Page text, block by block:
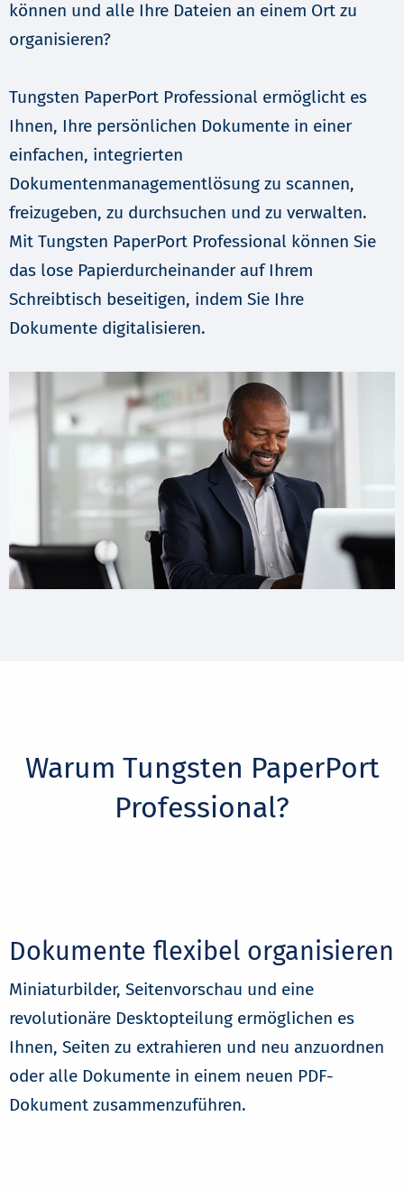
können und alle Ihre Dateien an einem Ort zu
organisieren?
Tungsten PaperPort Professional ermöglicht es
Ihnen, Ihre persönlichen Dokumente in einer
einfachen, integrierten
Dokumentenmanagementlösung zu scannen,
freizugeben, zu durchsuchen und zu verwalten.
Mit Tungsten PaperPort Professional können Sie
das lose Papierdurcheinander auf Ihrem
Schreibtisch beseitigen, indem Sie Ihre
Dokumente digitalisieren.
Warum Tungsten PaperPort
Professional?
Dokumente flexibel organisieren
Miniaturbilder, Seitenvorschau und eine
revolutionäre Desktopteilung ermöglichen es
Ihnen, Seiten zu extrahieren und neu anzuordnen
oder alle Dokumente in einem neuen PDF-
Dokument zusammenzuführen.